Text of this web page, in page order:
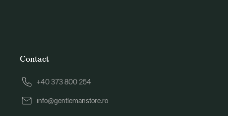
Contact
+40 373 800 254
info@gentlemanstore.ro